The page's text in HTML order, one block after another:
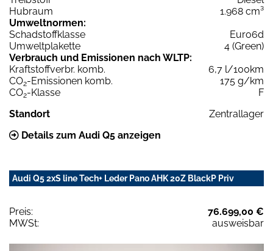
Hubraum
1.968 cm³
Umweltnormen:
Schadstoffklasse
Euro6d
Umweltplakette
4 (Green)
Verbrauch und Emissionen nach WLTP:
Kraftstoffverbr. komb.
6,7 l/100km
CO2-Emissionen komb.
175 g/km
CO2-Klasse
F
Standort
Zentrallager
Details zum Audi Q5 anzeigen
Audi Q5 2xS line Tech+ Leder Pano AHK 20Z BlackP Priv
Preis:
76.699,00 €
MWSt:
ausweisbar